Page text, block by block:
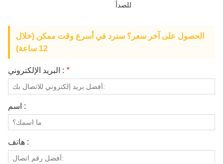
للصدأ
الحصول على آخر سعر؟ سنرد في أسرع وقت ممكن (خلال
12 ساعة)
البريد الإلكتروني : *
اسم :
هاتف :